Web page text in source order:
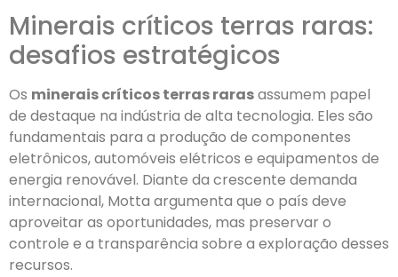
Minerais críticos terras raras:
desafios estratégicos
Os minerais críticos terras rarasassumem papel
de destaque na indústria de alta tecnologia. Eles são
fundamentais para a produção de componentes
eletrônicos, automóveis elétricos e equipamentos de
energia renovável. Diante da crescente demanda
internacional, Motta argumenta que o país deve
aproveitar as oportunidades, mas preservar o
controle e a transparência sobre a exploração desses
recursos.